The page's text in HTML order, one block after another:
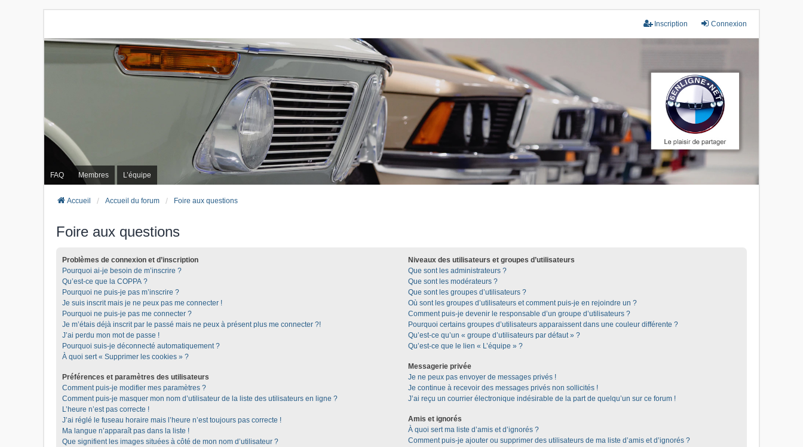
Connexion
Inscription
FAQ Membres L’équipe
Accueil Accueil du forum Foire aux questions
Foire aux questions
Problèmes de connexion et d’inscription
Pourquoi ai-je besoin de m’inscrire ?
Qu’est-ce que la COPPA ?
Pourquoi ne puis-je pas m’inscrire ?
Je suis inscrit mais je ne peux pas me connecter !
Pourquoi ne puis-je pas me connecter ?
Je m’étais déjà inscrit par le passé mais ne peux à présent plus me connecter ?!
J’ai perdu mon mot de passe !
Pourquoi suis-je déconnecté automatiquement ?
À quoi sert « Supprimer les cookies » ?
Préférences et paramètres des utilisateurs
Comment puis-je modifier mes paramètres ?
Comment puis-je masquer mon nom d’utilisateur de la liste des utilisateurs en ligne ?
L’heure n’est pas correcte !
J’ai réglé le fuseau horaire mais l’heure n’est toujours pas correcte !
Ma langue n’apparaît pas dans la liste !
Que signifient les images situées à côté de mon nom d’utilisateur ?
Niveaux des utilisateurs et groupes d’utilisateurs
Que sont les administrateurs ?
Que sont les modérateurs ?
Que sont les groupes d’utilisateurs ?
Où sont les groupes d’utilisateurs et comment puis-je en rejoindre un ?
Comment puis-je devenir le responsable d’un groupe d’utilisateurs ?
Pourquoi certains groupes d’utilisateurs apparaissent dans une couleur différente ?
Qu’est-ce qu’un « groupe d’utilisateurs par défaut » ?
Qu’est-ce que le lien « L’équipe » ?
Messagerie privée
Je ne peux pas envoyer de messages privés !
Je continue à recevoir des messages privés non sollicités !
J’ai reçu un courrier électronique indésirable de la part de quelqu’un sur ce forum !
Amis et ignorés
À quoi sert ma liste d’amis et d’ignorés ?
Comment puis-je ajouter ou supprimer des utilisateurs de ma liste d’amis et d’ignorés ?